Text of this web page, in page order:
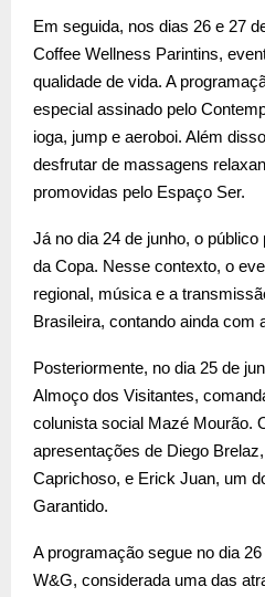
Em seguida, nos dias 26 e 27
Coffee Wellness Parintins,
qualidade de vida. A
especial assinado pelo
ioga, jump e aeroboi. Além
desfrutar de massagens
promovidas pelo Espaço Ser.
Já no dia 24 de junho, o
da Copa. Nesse contexto, o
regional, música e a
Brasileira, contando ainda com
Posteriormente, no dia 25 de
Almoço dos Visitantes,
colunista social Mazé Mourão.
apresentações de Diego
Caprichoso, e Erick Juan, um
Garantido.
A programação segue no dia
W&G, considerada uma das